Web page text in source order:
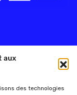
aux
des technologies